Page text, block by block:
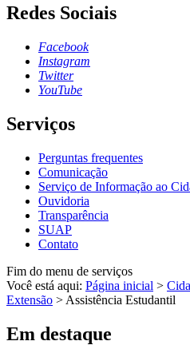
Redes Sociais
Facebook
Instagram
Twitter
YouTube
Serviços
Perguntas frequentes
Comunicação
Serviço de Informação ao
Ouvidoria
Transparência
SUAP
Contato
Fim do menu de serviços
Você está aqui: Página inicial >
Extensão > Assistência Estudantil
Em destaque